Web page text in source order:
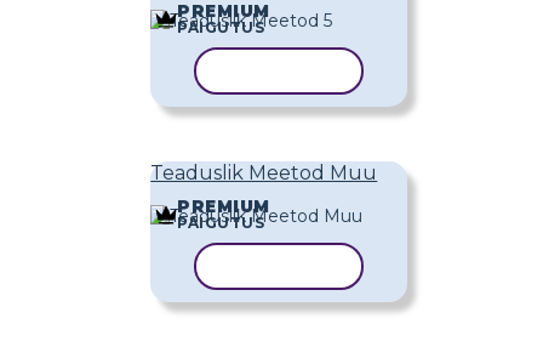
PREMIUM
PAIGUTUS
Teaduslik Meetod Muu
PREMIUM
PAIGUTUS